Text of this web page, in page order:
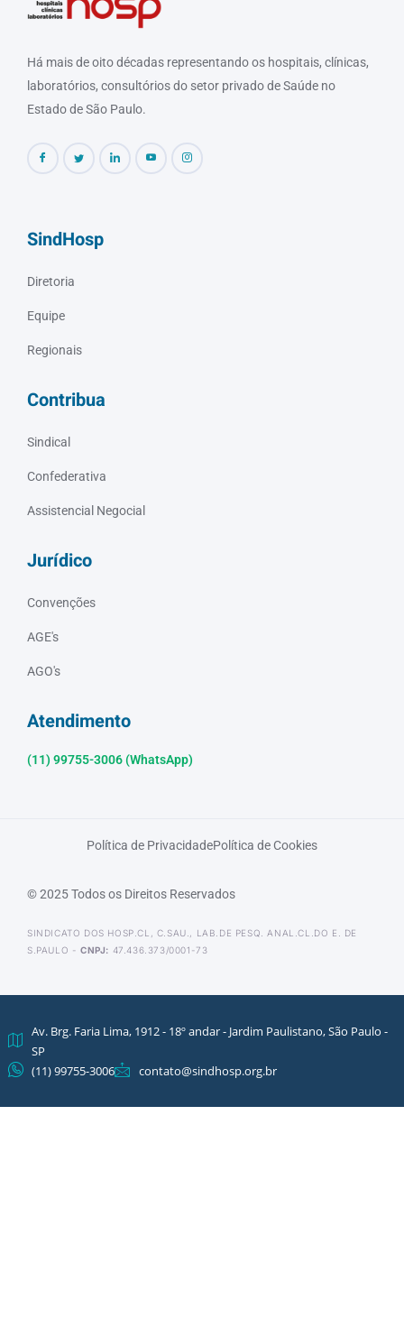
Há mais de oito décadas representando os hospitais, clínicas,
laboratórios, consultórios do setor privado de Saúde no
Estado de São Paulo.
SindHosp
Diretoria
Equipe
Regionais
Contribua
Sindical
Confederativa
Assistencial Negocial
Jurídico
Convenções
AGE's
AGO's
Atendimento
(11) 99755-3006 (WhatsApp)
Política de PrivacidadePolítica de Cookies
© 2025 Todos os Direitos Reservados
SINDICATO DOS HOSP.CL, C.SAU., LAB.DE PESQ. ANAL.CL.DO E. DE
S.PAULO - CNPJ: 47.436.373/0001-73
Av. Brg. Faria Lima, 1912 - 18º andar - Jardim Paulistano, São Paulo -
SP
(11) 99755-3006
contato@sindhosp.org.br